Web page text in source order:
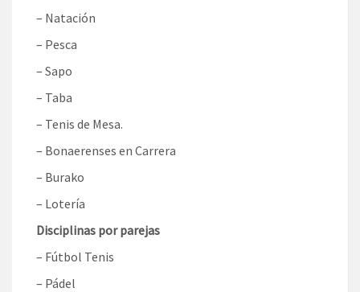
– Natación
– Pesca
– Sapo
– Taba
– Tenis de Mesa.
– Bonaerenses en Carrera
– Burako
– Lotería
Disciplinas por parejas
– Fútbol Tenis
– Pádel